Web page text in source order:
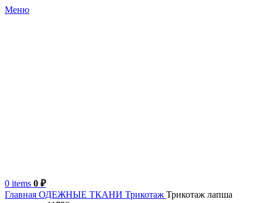
Меню
0 items 0 ₽
Главная ОДЕЖНЫЕ ТКАНИ Трикотаж Трикотаж лапша